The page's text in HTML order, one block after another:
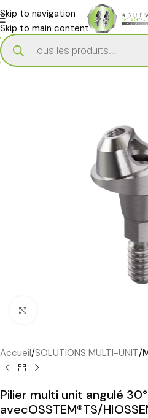
Skip to navigation
Skip to main content
Accueil SOLUTIONS MULTI-UNIT
Pilier multi unit angulé
avecOSSTEM®TS/